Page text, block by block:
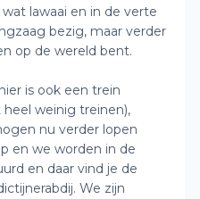
lawaai en in de verte
bezig, maar verder
op de wereld bent.
is ook een trein
weinig treinen),
nu verder lopen
en we worden in de
en daar vind je de
We zijn